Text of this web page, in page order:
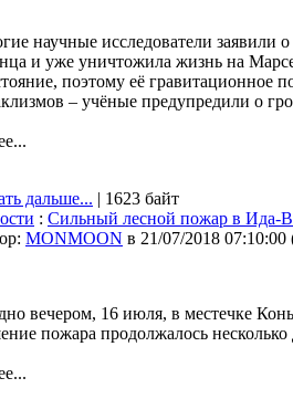
научные исследователи заявили
и уже уничтожила жизнь на
поэтому её гравитационное
– учёные предупредили о
дальше... | 1623 байт
: Сильный лесной пожар в Ида-
MONMOON в 21/07/2018 07:10:00
вечером, 16 июля, в местечке
пожара продолжалось